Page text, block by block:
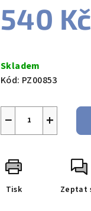
540 Kč
cena:
Skladem
Kód: PZ00853
+
−
Tisk Zeptat